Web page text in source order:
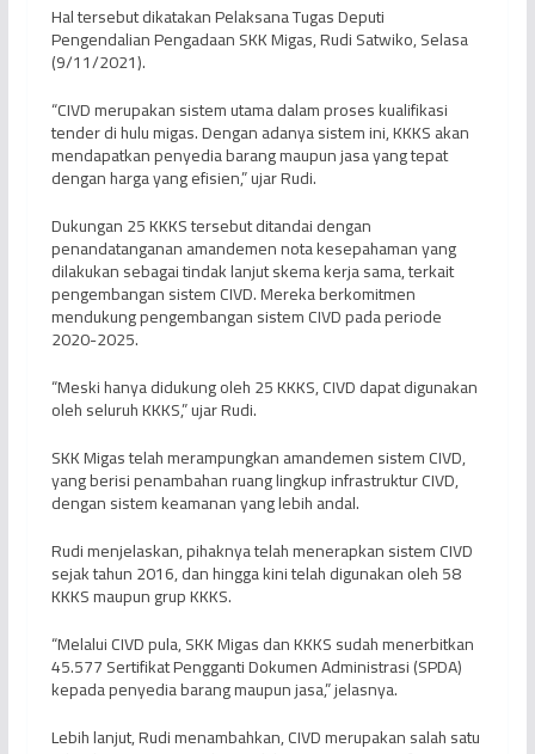
Hal tersebut dikatakan Pelaksana Tugas Deputi
Pengendalian Pengadaan SKK Migas, Rudi Satwiko, Selasa
(9/11/2021).
“CIVD merupakan sistem utama dalam proses kualifikasi
tender di hulu migas. Dengan adanya sistem ini, KKKS akan
mendapatkan penyedia barang maupun jasa yang tepat
dengan harga yang efisien,” ujar Rudi.
Dukungan 25 KKKS tersebut ditandai dengan
penandatanganan amandemen nota kesepahaman yang
dilakukan sebagai tindak lanjut skema kerja sama, terkait
pengembangan sistem CIVD. Mereka berkomitmen
mendukung pengembangan sistem CIVD pada periode
2020-2025.
“Meski hanya didukung oleh 25 KKKS, CIVD dapat digunakan
oleh seluruh KKKS,” ujar Rudi.
SKK Migas telah merampungkan amandemen sistem CIVD,
yang berisi penambahan ruang lingkup infrastruktur CIVD,
dengan sistem keamanan yang lebih andal.
Rudi menjelaskan, pihaknya telah menerapkan sistem CIVD
sejak tahun 2016, dan hingga kini telah digunakan oleh 58
KKKS maupun grup KKKS.
“Melalui CIVD pula, SKK Migas dan KKKS sudah menerbitkan
45.577 Sertifikat Pengganti Dokumen Administrasi (SPDA)
kepada penyedia barang maupun jasa,” jelasnya.
Lebih lanjut, Rudi menambahkan, CIVD merupakan salah satu